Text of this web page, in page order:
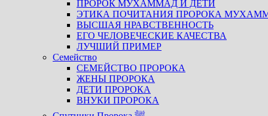
ПРОРОК МУХАММАД И ДЕТИ
ЭТИКА ПОЧИТАНИЯ ПРОРОКА
ВЫСШАЯ НРАВСТВЕННОСТЬ
ЕГО ЧЕЛОВЕЧЕСКИЕ КАЧЕСТВА
ЛУЧШИЙ ПРИМЕР
Семейство
СЕМЕЙСТВО ПРОРОКА
ЖЕНЫ ПРОРОКА
ДЕТИ ПРОРОКА
ВНУКИ ПРОРОКА